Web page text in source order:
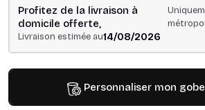
Profitez de la livraison à
domicile offerte,
Livraison estimée au14/08/2026
Personnaliser mon